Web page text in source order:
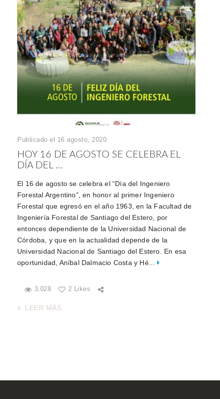
Publicado el 16 agosto, 2020
HOY 16 DE AGOSTO SE CELEBRA EL
DÍA DEL ...
El 16 de agosto se celebra el “Día del Ingeniero
Forestal Argentino”, en honor al primer Ingeniero
Forestal que egresó en el año 1963, en la Facultad de
Ingeniería Forestal de Santiago del Estero, por
entonces dependiente de la Universidad Nacional de
Córdoba, y que en la actualidad depende de la
Universidad Nacional de Santiago del Estero. En esa
oportunidad, Aníbal Dalmacio Costa y Hé...
3,028 2 Likes
LEER MÁS